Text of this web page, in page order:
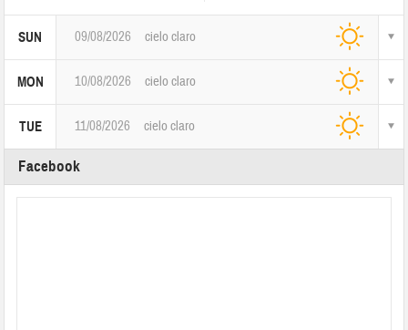
SUN 09/08/2026 cielo claro
MON 10/08/2026 cielo claro
TUE 11/08/2026 cielo claro
Facebook